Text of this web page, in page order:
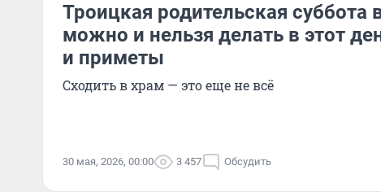
Троицкая родительская суббота
можно и нельзя делать в этот
и приметы
Сходить в храм — это еще не всё
30 мая, 2026, 00:00 3 457 Обсудить